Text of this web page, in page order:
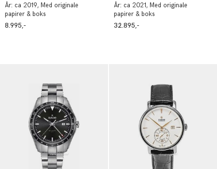
År: ca 2019, Med originale
papirer & boks
8.995,-
År: ca 2021, Med originale
papirer & boks
32.895,-